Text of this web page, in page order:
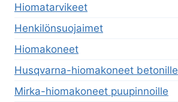
Hiomatarvikeet
Henkilönsuojaimet
Hiomakoneet
Husqvarna-hiomakoneet betonille
Mirka-hiomakoneet puupinnoille